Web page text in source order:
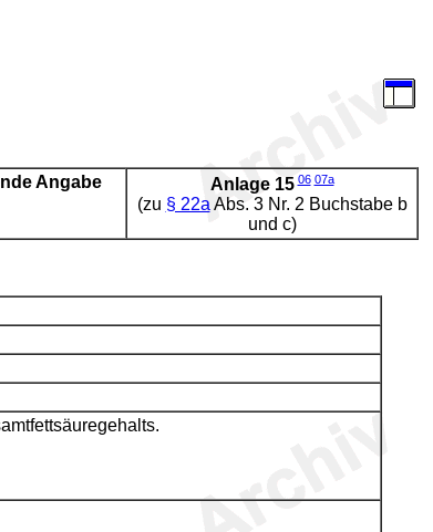
Angabe
Anlage 15 06 07a
(zu § 22a Abs. 3 Nr. 2 Buchstabe b
und c)